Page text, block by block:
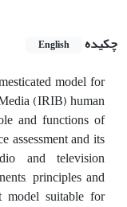
چکیده
English
model for
(IRIB) human
and functions of
assessment and its
and television
principles and
model suitable for